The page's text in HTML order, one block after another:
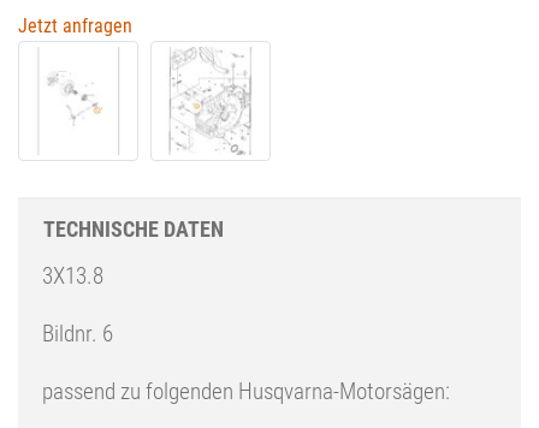
Jetzt anfragen
TECHNISCHE DATEN
3X13.8
Bildnr. 6
passend zu folgenden Husqvarna-Motorsägen: